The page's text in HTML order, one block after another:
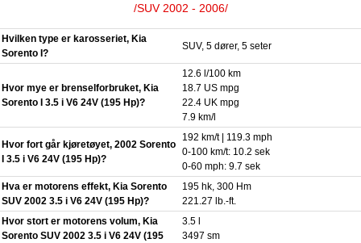
/SUV 2002 - 2006/
Hvilken type er karosseriet, Kia
Sorento I?
SUV, 5 dører, 5 seter
Hvor mye er brenselforbruket, Kia
Sorento I 3.5 i V6 24V (195 Hp)?
12.6 l/100 km
18.7 US mpg
22.4 UK mpg
7.9 km/l
Hvor fort går kjøretøyet, 2002 Sorento
I 3.5 i V6 24V (195 Hp)?
192 km/t | 119.3 mph
0-100 km/t: 10.2 sek
0-60 mph: 9.7 sek
Hva er motorens effekt, Kia Sorento
SUV 2002 3.5 i V6 24V (195 Hp)?
195 hk, 300 Hm
221.27 lb.-ft.
Hvor stort er motorens volum, Kia
Sorento SUV 2002 3.5 i V6 24V (195
3.5 l
3497 sm